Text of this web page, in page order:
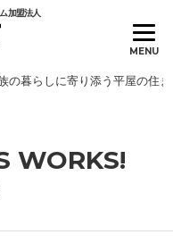
加盟法人
の暮らしに寄り添う平屋の住
WORKS!